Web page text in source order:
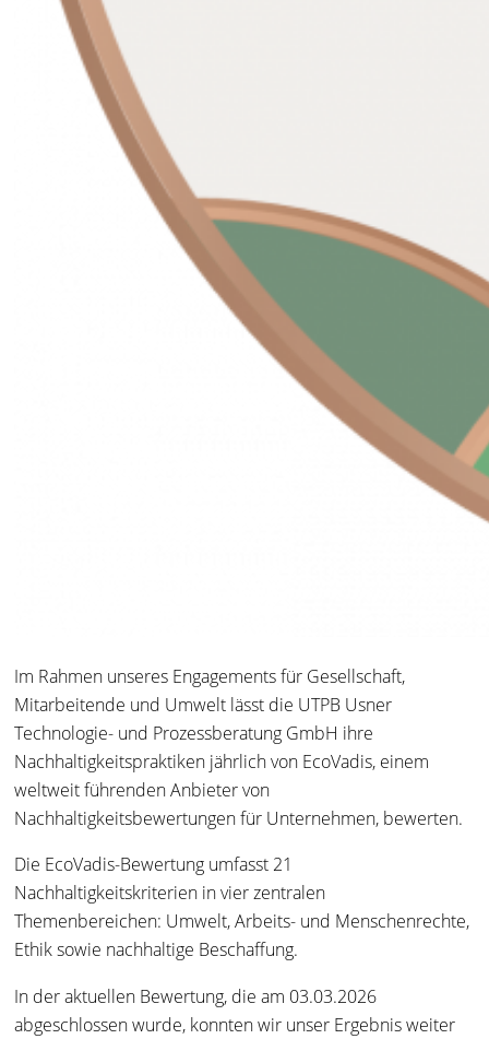
Im Rahmen unseres Engagements für Gesellschaft,
Mitarbeitende und Umwelt lässt die UTPB Usner
Technologie- und Prozessberatung GmbH ihre
Nachhaltigkeitspraktiken jährlich von EcoVadis, einem
weltweit führenden Anbieter von
Nachhaltigkeitsbewertungen für Unternehmen, bewerten.
Die EcoVadis-Bewertung umfasst 21
Nachhaltigkeitskriterien in vier zentralen
Themenbereichen: Umwelt, Arbeits- und Menschenrechte,
Ethik sowie nachhaltige Beschaffung.
In der aktuellen Bewertung, die am 03.03.2026
abgeschlossen wurde, konnten wir unser Ergebnis weiter